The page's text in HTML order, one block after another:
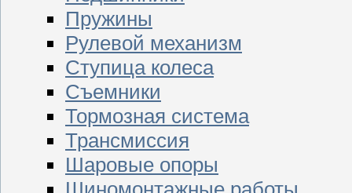
Пружины
Рулевой механизм
Ступица колеса
Съемники
Тормозная система
Трансмиссия
Шаровые опоры